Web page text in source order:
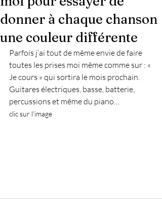
donner à chaque chanson
une couleur différente
Parfois j’ai tout de même envie de faire
toutes les prises moi même comme sur : «
Je cours » qui sortira le mois prochain.
Guitares électriques, basse, batterie,
percussions et même du piano…
clic sur l'image